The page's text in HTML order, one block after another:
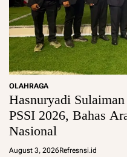
OLAHRAGA
Hasnuryadi
PSSI 2026, Bahas
Nasional
August 3, 2026Refresnsi.id